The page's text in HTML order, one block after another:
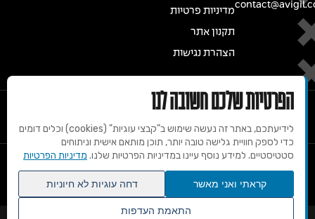
מדיניות פרטיות
תקנון אתר
הצהרת נגישות
הפרטיות שלכם חשובה לנו
לידיעתכם, באתר זה נעשה שימוש ב"קבצי עוגיות" (cookies) וכלים דומים
כדי לספק חוויית גלישה טובה יותר, תוכן מותאם אישית וניתוחים
סטטיסטיים. למידע נוסף עיינו במדיניות הפרטיות שלנו. מדיניות הפרטיות
קראתי ואני מאשר דחה עוגיות לא חיוניות
התאמת העדפות